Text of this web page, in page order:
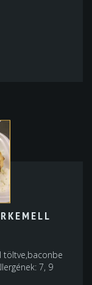
töltve,baconbe
7, 9